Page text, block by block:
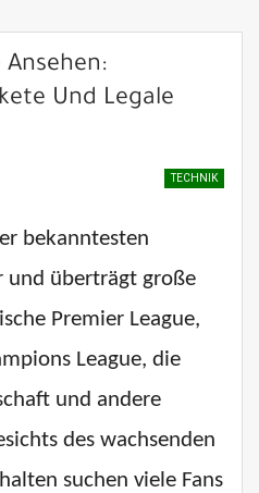
Ansehen:
Und Legale
TECHNIK
bekanntesten
und überträgt große
Premier League,
League, die
und andere
des wachsenden
suchen viele Fans